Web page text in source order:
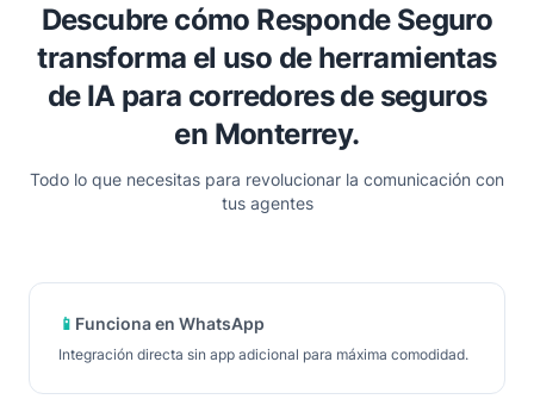
Descubre cómo Responde Seguro
transforma el uso de herramientas
de IA para corredores de seguros
en Monterrey.
Todo lo que necesitas para revolucionar la comunicación con
tus agentes
📱 Funciona en WhatsApp
Integración directa sin app adicional para máxima comodidad.